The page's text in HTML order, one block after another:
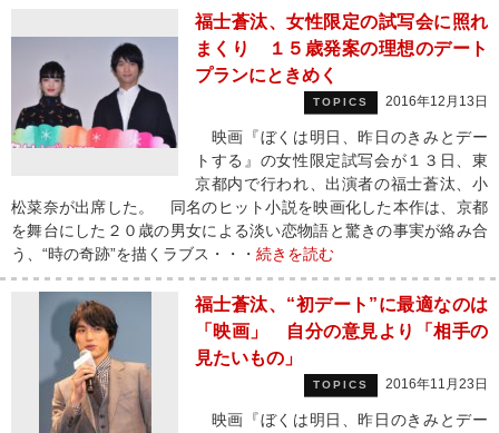
福士蒼汰、女性限定の試写会に照れ
まくり １５歳発案の理想のデート
プランにときめく
TOPICS 2016年12月13日
映画『ぼくは明日、昨日のきみとデー
トする』の女性限定試写会が１３日、東
京都内で行われ、出演者の福士蒼汰、小
松菜奈が出席した。 同名のヒット小説を映画化した本作は、京都
を舞台にした２０歳の男女による淡い恋物語と驚きの事実が絡み合
う、“時の奇跡”を描くラブス・・・ 続きを読む
福士蒼汰、“初デート”に最適なのは
「映画」 自分の意見より「相手の
見たいもの」
TOPICS 2016年11月23日
映画『ぼくは明日、昨日のきみとデー